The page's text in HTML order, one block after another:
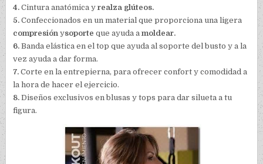
4. Cintura anatómica yrealza glúteos.
5. Confeccionados en un material que proporciona una ligera
compresión ysoporte que ayuda a moldear.
6. Banda elástica en el top que ayuda al soporte del busto y a la
vez ayuda a dar forma.
7. Corte en la entrepierna, para ofrecer confort y comodidad a
la hora de hacer el ejercicio.
8. Diseños exclusivos en blusas y tops para dar silueta a tu
figura.